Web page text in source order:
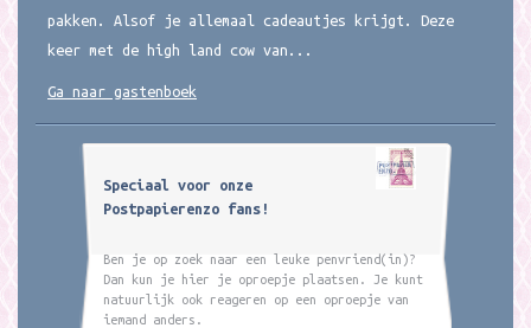
pakken. Alsof je allemaal cadeautjes krijgt. Deze
keer met de high land cow van...
Ga naar gastenboek
Speciaal voor onze
Postpapierenzo fans!
Ben je op zoek naar een leuke penvriend(in)?
Dan kun je hier je oproepje plaatsen. Je kunt
natuurlijk ook reageren op een oproepje van
iemand anders.